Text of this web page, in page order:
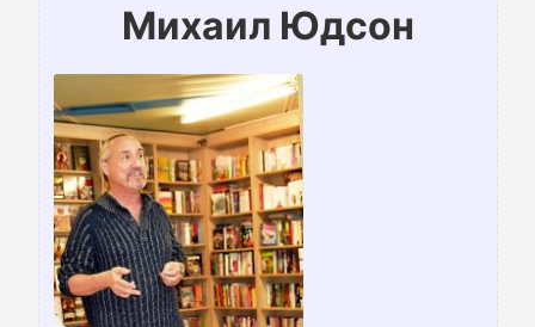
Михаил Юдсон